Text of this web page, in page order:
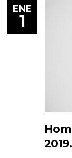
ENE
1